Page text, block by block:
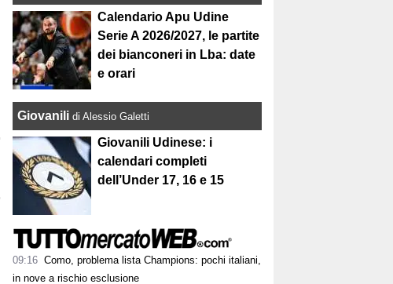
Calendario Apu Udine
Serie A 2026/2027, le partite
dei bianconeri in Lba: date
e orari
Giovanili di Alessio Galetti
Giovanili Udinese: i
calendari completi
dell’Under 17, 16 e 15
09:16 Como, problema lista Champions: pochi italiani,
in nove a rischio esclusione